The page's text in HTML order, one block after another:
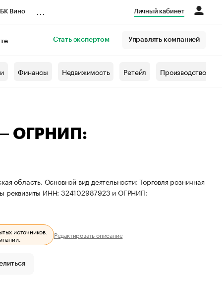
Вино Личный кабинет
Стать экспертом Управлять компанией
Финансы Недвижимость Ретейл Производство
— ОГРНИП:
область. Основной вид деятельности: Торговля розничная
реквизиты ИНН: 324102987923 и ОГРНИП:
источников.
Редактировать описание